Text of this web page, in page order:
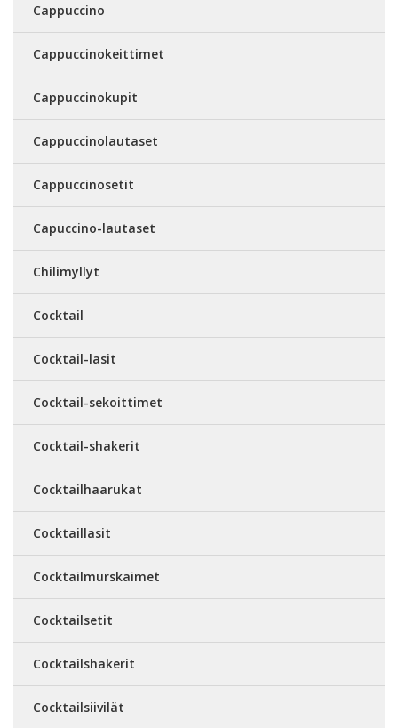
Cappuccino
Cappuccinokeittimet
Cappuccinokupit
Cappuccinolautaset
Cappuccinosetit
Capuccino-lautaset
Chilimyllyt
Cocktail
Cocktail-lasit
Cocktail-sekoittimet
Cocktail-shakerit
Cocktailhaarukat
Cocktaillasit
Cocktailmurskaimet
Cocktailsetit
Cocktailshakerit
Cocktailsiivilät